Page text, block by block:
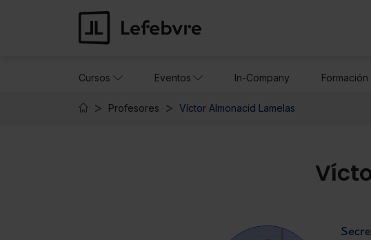
Cursos Eventos In-Company
Profesores Víctor Almonacid Lamelas